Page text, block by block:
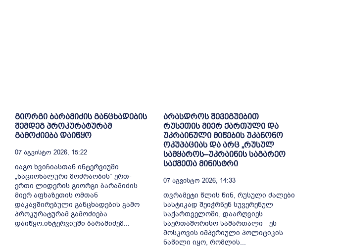
გიორგი ბარამიძის განცხადების
შემდეგ პროკურატურამ
გამოძიება დაიწყო
07 Აგვისტო 2026, 15:22
იაგო ხვიჩიასთან ინტერვიუში
„ნაციონალური მოძრაობის“ ერთ-
ერთი ლიდერის გიორგი ბარამიძის
მიერ აფხაზეთის ომთან
დაკავშირებული განცხადების გამო
პროკურატურამ გამოძიება
დაიწყო.ინტერვიუში ბარამიძემ...
არასდროს შევეგუებით
რუსეთის მიერ ქართული და
უკრაინული მიწების უკანონო
ოკუპაციას და არც „რუსულ
სამყაროს–უკრაინის საგარეო
საქმეთა მინისტრი
07 Აგვისტო 2026, 14:33
თვრამეტი წლის წინ, რუსული ძალები
სასტიკად შეიჭრნენ სუვერენულ
საქართველოში, დაარღვიეს
საერთაშორისო სამართალი - ეს
მოსკოვის იმპერიული პოლიტიკის
ნაწილი იყო, რომლის...